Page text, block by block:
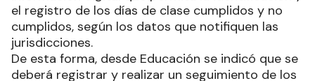
el registro de los días de clase cumplidos y no
cumplidos, según los datos que notifiquen las
jurisdicciones.
De esta forma, desde Educación se indicó que se
deberá registrar y realizar un seguimiento de los